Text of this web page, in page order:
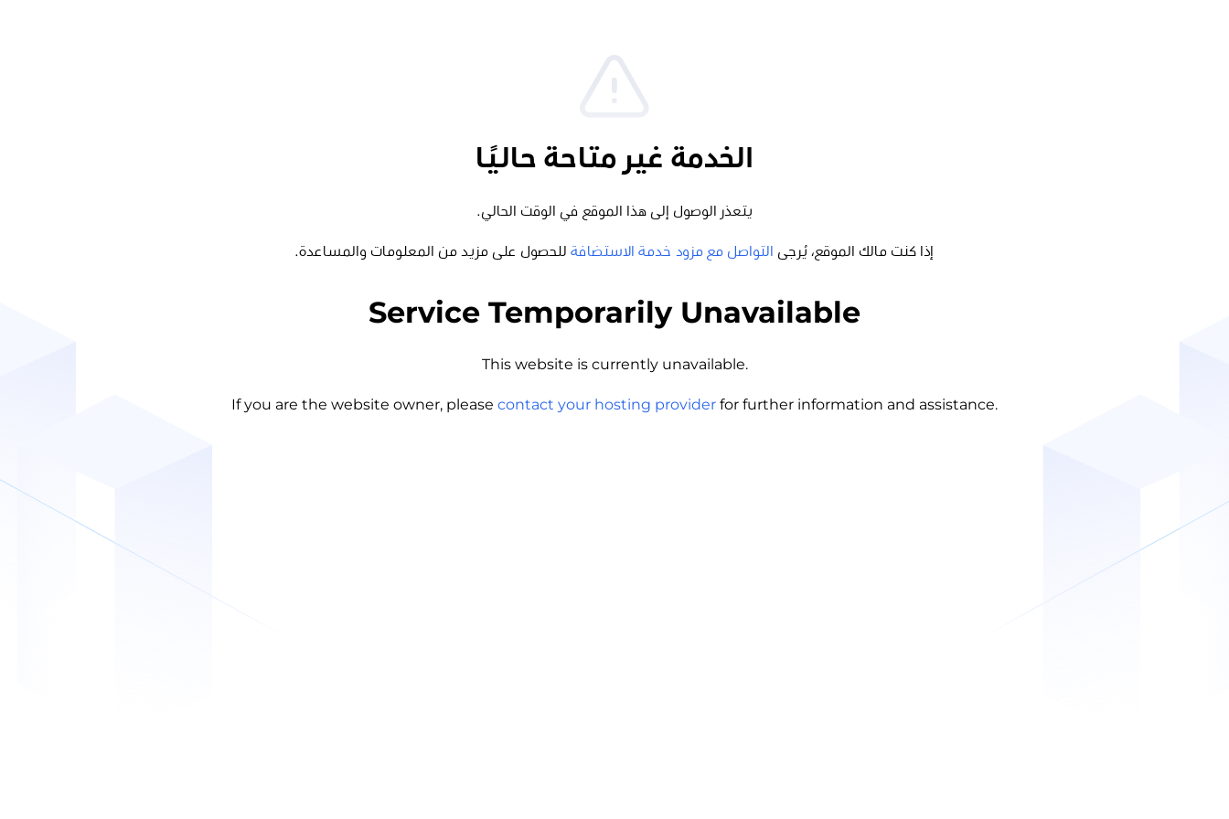
الخدمة غير متاحة حاليًا
يتعذر الوصول إلى هذا الموقع في الوقت الحالي.
إذا كنت مالك الموقع، يُرجى التواصل مع مزود خدمة الاستضافة للحصول على مزيد من المعلومات والمساعدة.
Service Temporarily Unavailable
This website is currently unavailable.
If you are the website owner, please contact your hosting provider for further information and assistance.